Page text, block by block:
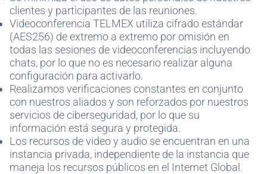
clientes y participantes de las reuniones.
Videoconferencia TELMEX utiliza cifrado estándar
(AES256) de extremo a extremo por omisión en
todas las sesiones de videoconferencias incluyendo
chats, por lo que no es necesario realizar alguna
configuración para activarlo.
Realizamos verificaciones constantes en conjunto
con nuestros aliados y son reforzados por nuestros
servicios de ciberseguridad, por lo que su
información está segura y protegida.
Los recursos de video y audio se encuentran en una
instancia privada, independiente de la instancia que
maneja los recursos públicos en el Internet Global.